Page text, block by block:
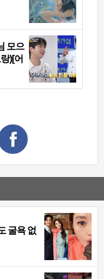
모으
)[어
굴욕 없